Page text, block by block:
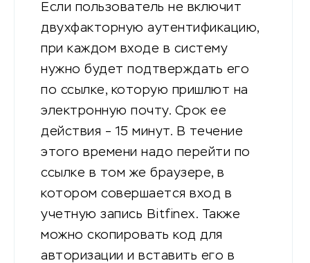
Если пользователь не включит
двухфакторную аутентификацию,
при каждом входе в систему
нужно будет подтверждать его
по ссылке, которую пришлют на
электронную почту. Срок ее
действия – 15 минут. В течение
этого времени надо перейти по
ссылке в том же браузере, в
котором совершается вход в
учетную запись Bitfinex. Также
можно скопировать код для
авторизации и вставить его в